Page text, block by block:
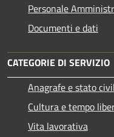
Personale
Documenti e dati
CATEGORIE DI SERVIZIO
Anagrafe e stato
Cultura e tempo
Vita lavorativa